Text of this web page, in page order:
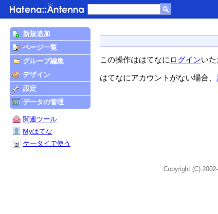
この操作ははてなに ログインい
はてなにアカウントがない場合、
新規追加
ページ一覧
グループ編集
デザイン
設定
データの管理
関連ツール
Myはてな
ケータイで使う
Copyright (C)